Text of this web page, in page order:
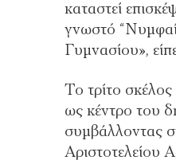
καταστεί
γνωστό
Γυμνασίου»,
Το τρίτο
ως κέντρο του
συμβάλλοντας
Αριστοτελείου